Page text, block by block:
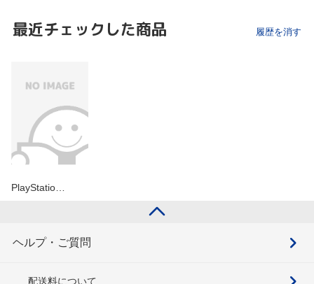
最近チェックした商品 履歴を消す
PlayStatio…
ヘルプ・ご質問
配送料について